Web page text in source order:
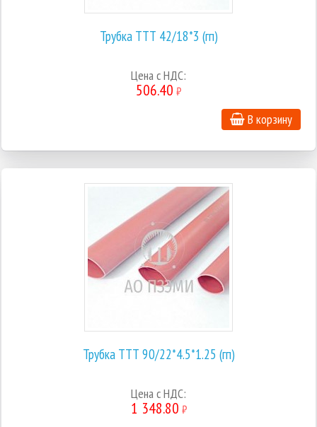
Трубка ТТТ 42/18*3 (гп)
Цена с НДС:
506.40 ₽
В корзину
Трубка ТТТ 90/22*4.5*1.25 (гп)
Цена с НДС:
1 348.80 ₽